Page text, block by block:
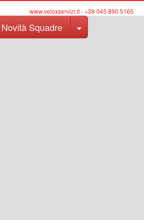
www.veloxservizi.it - +39 045 890 5165
Novità Squadre Toggle Dropdown